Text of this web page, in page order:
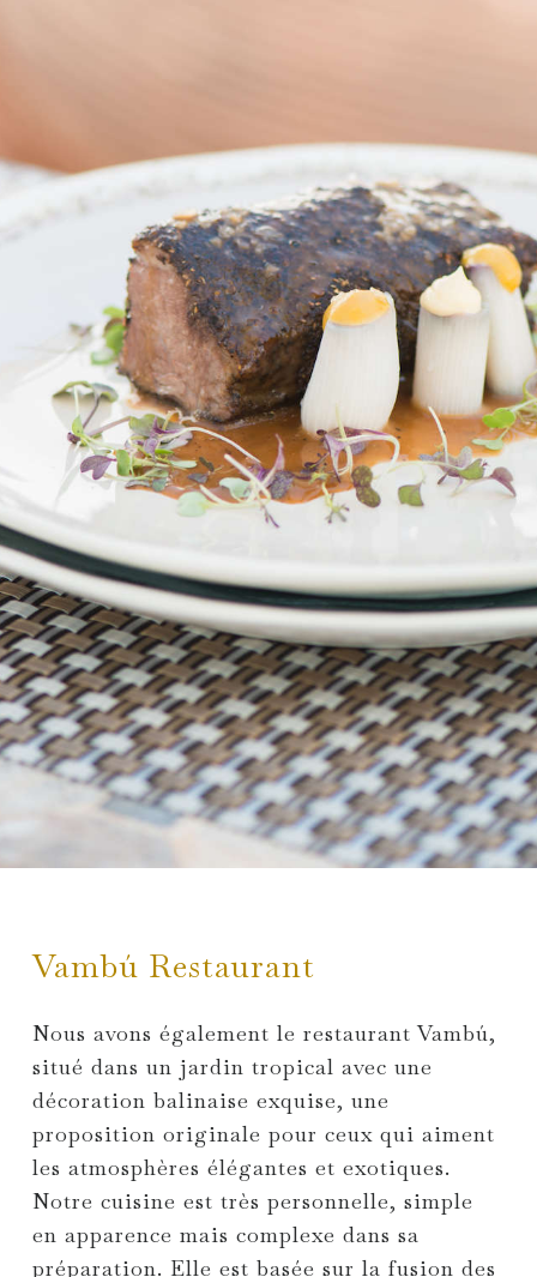
Vambú Restaurant
Nous avons également le restaurant Vambú,
situé dans un jardin tropical avec une
décoration balinaise exquise, une
proposition originale pour ceux qui aiment
les atmosphères élégantes et exotiques.
Notre cuisine est très personnelle, simple
en apparence mais complexe dans sa
préparation. Elle est basée sur la fusion des